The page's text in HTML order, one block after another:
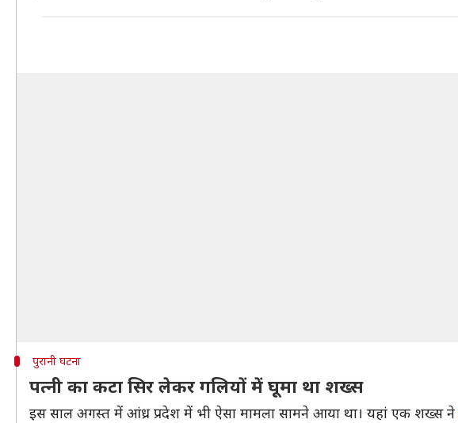
पुरानी घटना
पत्नी का कटा सिर लेकर गलियों में घूमा था शख्स
इस साल अगस्त में आंध्र प्रदेश में भी ऐसा मामला सामने आया था। यहां एक शख्स ने